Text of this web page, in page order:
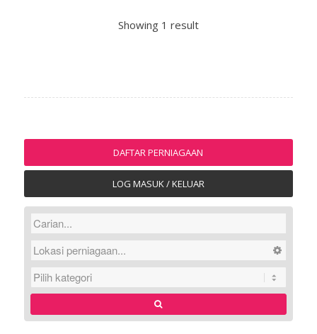
Showing 1 result
DAFTAR PERNIAGAAN
LOG MASUK / KELUAR